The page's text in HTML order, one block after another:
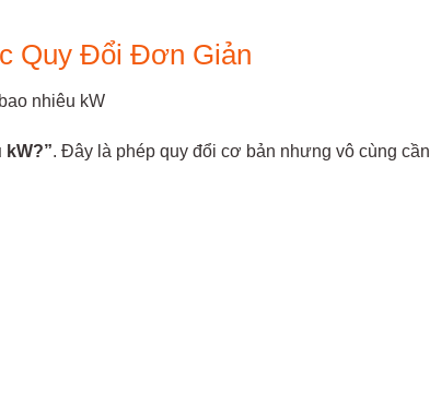
Quy Đổi Đơn Giản
kW?”. Đây là phép quy đổi cơ bản nhưng vô cùng cần